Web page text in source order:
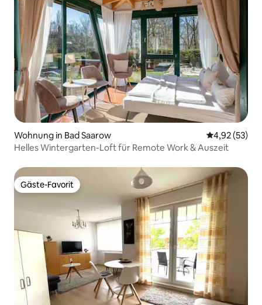
Wohnung in Bad Saarow
4,92 (53)
Helles Wintergarten-Loft für Remote Work & Auszeit
Gäste-Favorit
Gäste-Favorit